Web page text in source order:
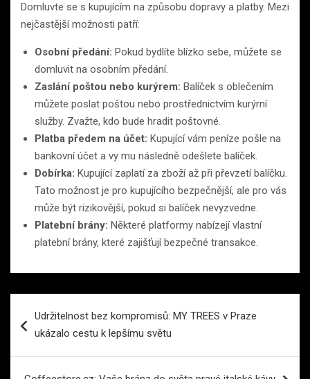
Domluvte se s kupujícím na způsobu dopravy a platby. Mezi
nejčastější možnosti patří:
Osobní předání: Pokud bydlíte blízko sebe, můžete se
domluvit na osobním předání.
Zaslání poštou nebo kurýrem: Balíček s oblečením
můžete poslat poštou nebo prostřednictvím kurýrní
služby. Zvažte, kdo bude hradit poštovné.
Platba předem na účet: Kupující vám peníze pošle na
bankovní účet a vy mu následně odešlete balíček.
Dobírka: Kupující zaplatí za zboží až při převzetí balíčku.
Tato možnost je pro kupujícího bezpečnější, ale pro vás
může být rizikovější, pokud si balíček nevyzvedne.
Platební brány: Některé platformy nabízejí vlastní
platební brány, které zajišťují bezpečné transakce.
proUdržitelnost bez kompromisů: MY TREES v Praze
ukázalo cestu k lepšímu světu